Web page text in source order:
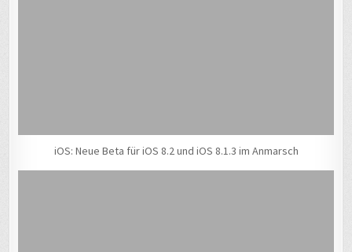
iOS: Neue Beta für iOS 8.2 und iOS 8.1.3 im Anmarsch